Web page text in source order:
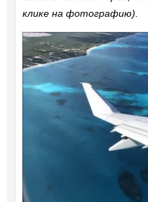
клике на фотографию).